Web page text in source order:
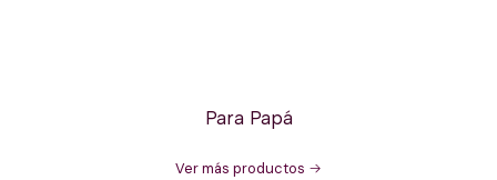
Para Papá
Ver más productos